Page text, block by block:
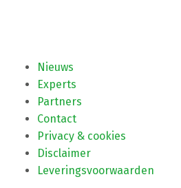
Nieuws
Experts
Partners
Contact
Privacy & cookies
Disclaimer
Leveringsvoorwaarden